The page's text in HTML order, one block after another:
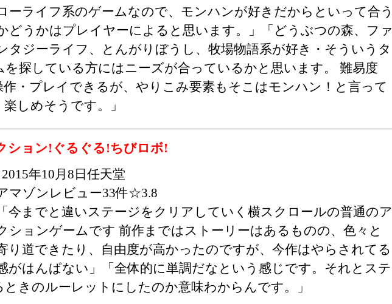
ーライフ系のゲームなので、モンハンが好きだからといって合う
どうかはプレイヤーによると思います。」「どうぶつの森、ファ
タジーライフ、とんがりぼうし、牧場物語系が好き・そういうタ
を探している方にはニーズが合っているかと思います。 難易度
作・プレイできるが、やりこみ要素もそこはモンハン！と言って
しめそうです。」
ション!ぐるぐる!ちびロボ!
2015年10月8日任天堂
マゾンレビュー33件☆3.8
「今までと違いステージをクリアしていく横スクロールの普通のア
ションゲームです 前作まではストーリーはあるものの、色々と
り道できたり、自由度が高かったのですが、今作はやらされてる
がはんぱない」「全体的に単調だなという感じです。それとステ
ときのルーレットにしたのか意味わからんです。」